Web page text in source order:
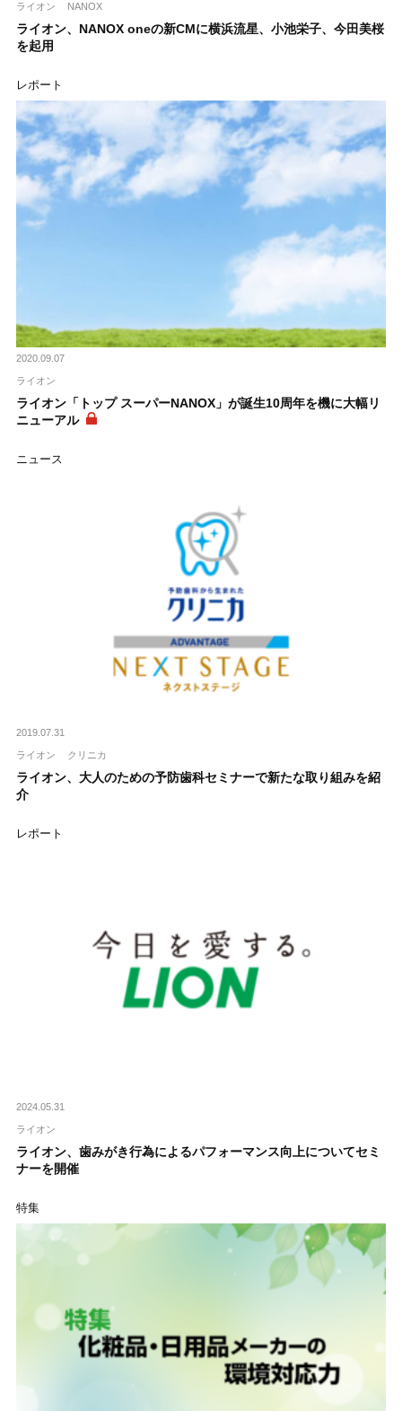
ライオン NANOX
ライオン、NANOX oneの新CMに横浜流星、小池栄子、今田美桜
を起用
レポート
2020.09.07
ライオン
ライオン「トップ スーパーNANOX」が誕生10周年を機に大幅リ
ニューアル
ニュース
2019.07.31
ライオン クリニカ
ライオン、大人のための予防歯科セミナーで新たな取り組みを紹
介
レポート
2024.05.31
ライオン
ライオン、歯みがき行為によるパフォーマンス向上についてセミ
ナーを開催
特集